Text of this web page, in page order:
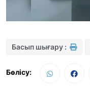
Басып шығару :
Бөлісу: